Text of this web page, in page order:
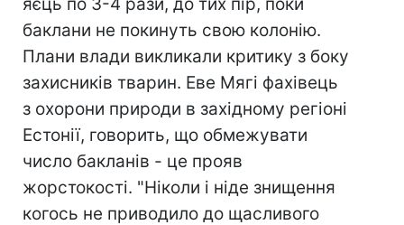
баклани не покинуть свою колонію.
Плани влади викликали критику з боку
захисників тварин. Еве Мягі фахівець
з охорони природи в західному регіоні
Естонії, говорить, що обмежувати
число бакланів - це прояв
жорстокості. "Ніколи і ніде знищення
когось не приводило до щасливого